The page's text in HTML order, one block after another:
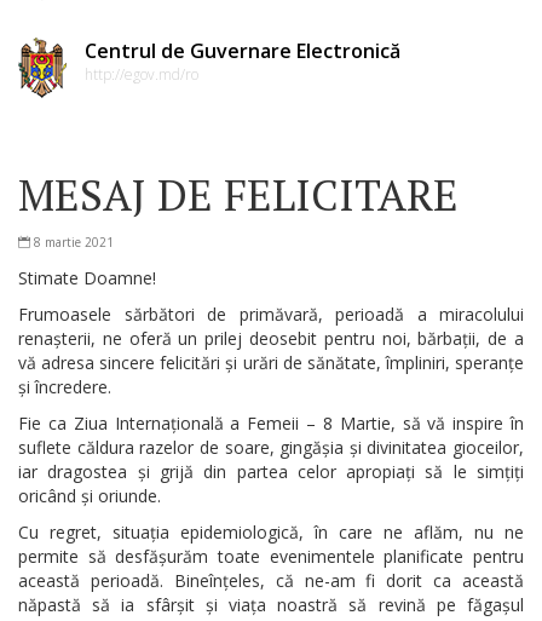
Centrul de Guvernare Electronică
http://egov.md/ro
MESAJ DE FELICITARE
8 martie 2021
Stimate Doamne!
Frumoasele sărbători de primăvară, perioadă a miracolului
renașterii, ne oferă un prilej deosebit pentru noi, bărbații, de a
vă adresa sincere felicitări și urări de sănătate, împliniri, speranțe
și încredere.
Fie ca Ziua Internațională a Femeii – 8 Martie, să vă inspire în
suflete căldura razelor de soare, gingășia și divinitatea gioceilor,
iar dragostea și grijă din partea celor apropiați să le simțiți
oricând și oriunde.
Cu regret, situația epidemiologică, în care ne aflăm, nu ne
permite să desfășurăm toate evenimentele planificate pentru
această perioadă. Bineînțeles, că ne-am fi dorit ca această
năpastă să ia sfârșit și viața noastră să revină pe făgașul